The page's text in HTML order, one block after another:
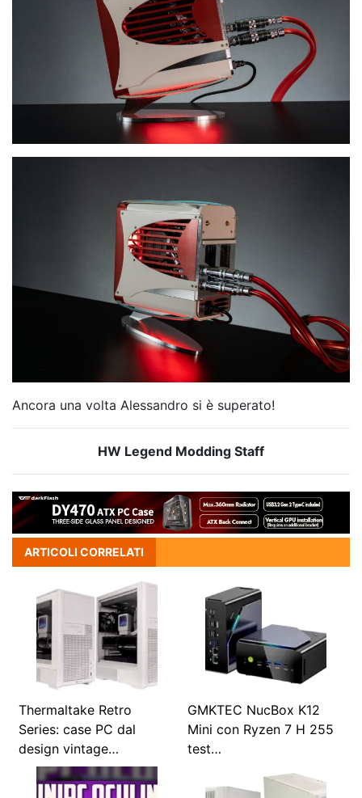
Ancora una volta Alessandro si è superato!
HW Legend Modding Staff
ARTICOLI CORRELATI
Thermaltake Retro
Series: case PC dal
design vintage…
GMKTEC NucBox K12
Mini con Ryzen 7 H 255
test…